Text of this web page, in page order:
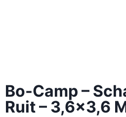
Bo-Camp –
Ruit – 3,6×3,6